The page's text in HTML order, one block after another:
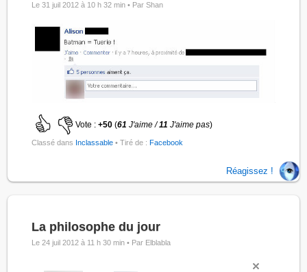
Le 31 juil 2012 à 10 h 32 min • Par Shan
Vote :+50 (61J'aime /11 J'aime pas)
Classé dans Inclassable • Tiré de :Facebook
Réagissez !
La philosophe du jour
Le 24 juil 2012 à 11 h 30 min • Par Elblabla